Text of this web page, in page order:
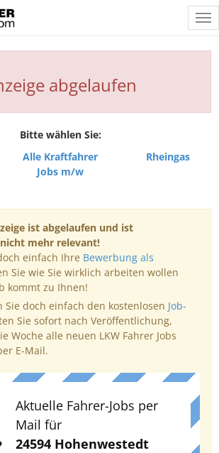
abgelaufen
Bitte wählen Sie:
Alle Kraftfahrer
Jobs m/w
Rheingas
ist abgelaufen und ist
mehr relevant!
einfach Ihre Bewerbung als
Sie wie Sie wirklich arbeiten wollen
kommt zu Ihnen!
Sie doch einfach den kostenlosen Job-
Sie sofort nach Veröffentlichung,
Woche alle neuen LKW Fahrer Jobs
E-Mail.
Aktuelle Fahrer-Jobs per
Mail für
24594 Hohenwestedt